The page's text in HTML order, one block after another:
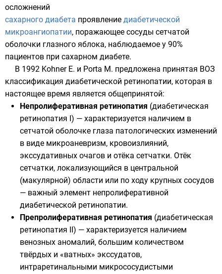
осложнений
сахарного диабета проявление диабетической
микроангиопатии, поражающее сосуды сетчатой
оболочки глазного яблока, наблюдаемое у 90%
пациентов при сахарном диабете.
В 1992 Kohner E. и Porta M. предложена принятая ВОЗ
классификация диабетической ретинопатии, которая в
настоящее время является общепринятой:
Непролиферативная ретинопатия (диабетическая
ретинопатия I) — характеризуется наличием в
сетчатой оболочке глаза патологических изменений
в виде микроаневризм, кровоизлияний,
экссудативных очагов и отёка сетчатки. Отёк
сетчатки, локализующийся в центральной
(макулярной) области или по ходу крупных сосудов
— важный элемент непролиферативной
диабетической ретинопатии.
Препролиферативная ретинопатия (диабетическая
ретинопатия II) — характеризуется наличием
венозных аномалий, большим количеством
твёрдых и «ватных» экссудатов,
интраретинальными микрососудистыми